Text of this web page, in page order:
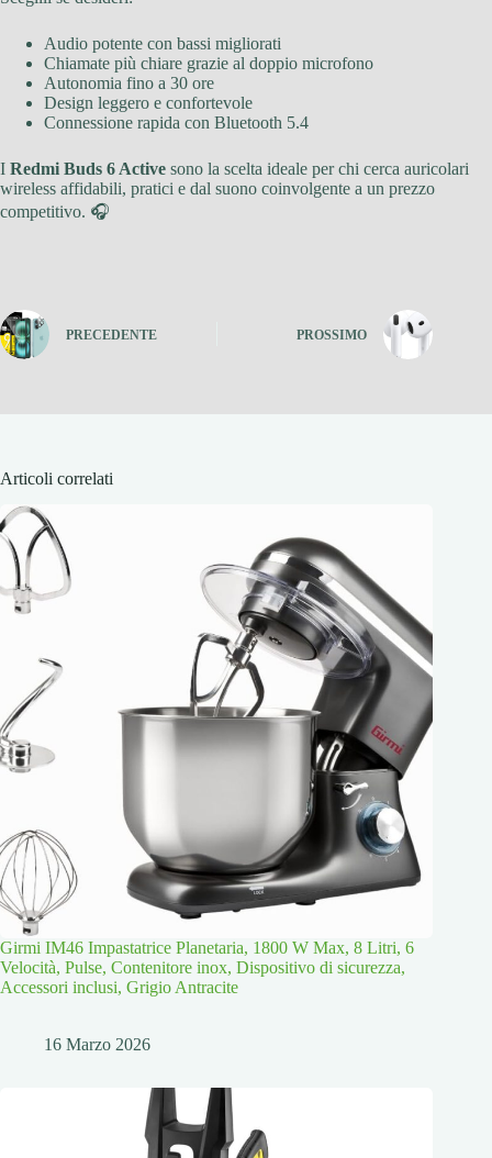
Audio potente con bassi migliorati
Chiamate più chiare grazie al doppio microfono
Autonomia fino a 30 ore
Design leggero e confortevole
Connessione rapida con Bluetooth 5.4
I Redmi Buds 6 Active sono la scelta ideale per chi cerca auricolari
wireless affidabili, pratici e dal suono coinvolgente a un prezzo
competitivo. 🎧
PRECEDENTE PROSSIMO
Articoli correlati
Girmi IM46 Impastatrice Planetaria, 1800 W Max, 8 Litri, 6
Velocità, Pulse, Contenitore inox, Dispositivo di sicurezza,
Accessori inclusi, Grigio Antracite
16 Marzo 2026